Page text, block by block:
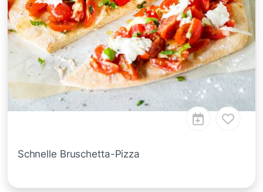
Schnelle Bruschetta-Pizza